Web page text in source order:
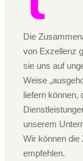
Die
von Exzellenz
sie uns auf
Weise
liefern können,
unserem
Wir können die
empfehlen.